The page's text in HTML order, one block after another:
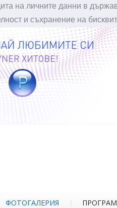
на личните данни в
и съхранение на
ФОТОГАЛЕРИЯ